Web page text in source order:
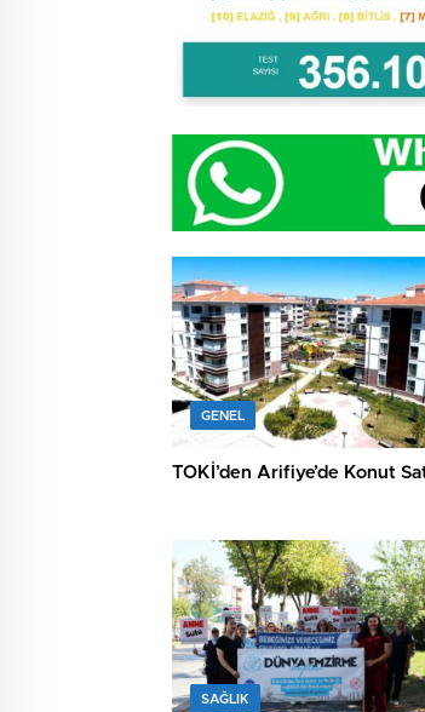
GENEL
TOKİ’den Arifiye’de Konut
SAĞLIK